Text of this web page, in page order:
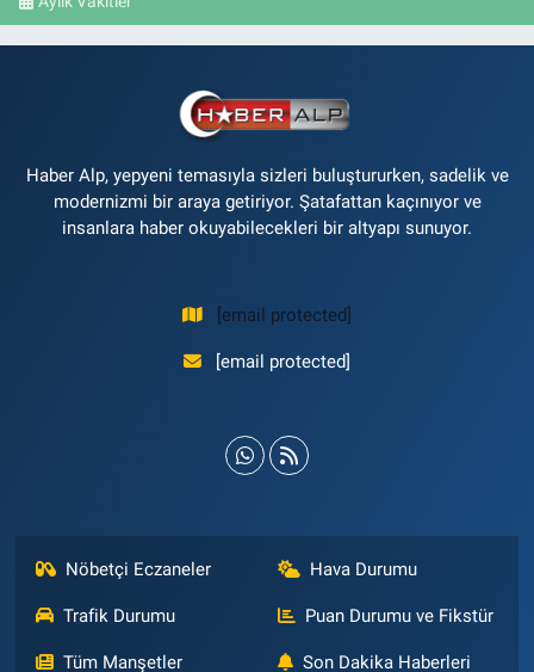
Haber Alp, yepyeni temasıyla sizleri buluştururken, sadelik ve
modernizmi bir araya getiriyor. Şatafattan kaçınıyor ve
insanlara haber okuyabilecekleri bir altyapı sunuyor.
[email protected]
[email protected]
Nöbetçi Eczaneler Hava Durumu
Trafik Durumu Puan Durumu ve Fikstür
Tüm Manşetler Son Dakika Haberleri